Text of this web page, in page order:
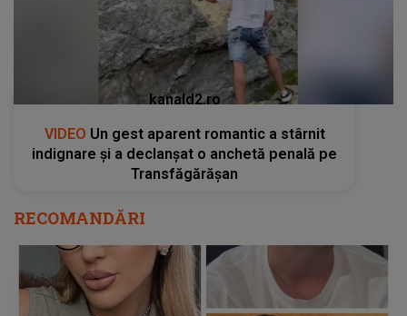
kanald2.ro
VIDEO Un gest aparent romantic a stârnit
indignare și a declanșat o anchetă penală pe
Transfăgărășan
RECOMANDĂRI